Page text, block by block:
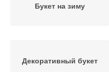
Букет на зиму
Декоративный букет